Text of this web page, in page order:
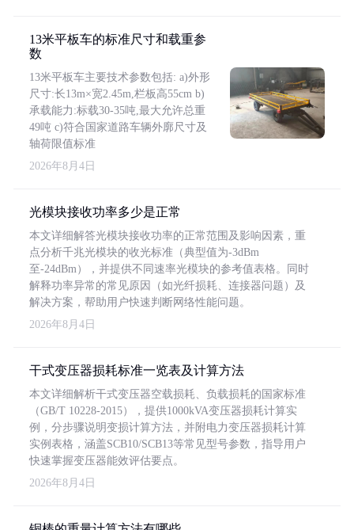
13米平板车的标准尺寸和载重参
数
13米平板车主要技术参数包括: a)外形
尺寸:长13m×宽2.45m,栏板高55cm b)
承载能力:标载30-35吨,最大允许总重
49吨 c)符合国家道路车辆外廓尺寸及
轴荷限值标准
2026年8月4日
光模块接收功率多少是正常
本文详细解答光模块接收功率的正常范围及影响因素，重
点分析千兆光模块的收光标准（典型值为-3dBm
至-24dBm），并提供不同速率光模块的参考值表格。同时
解释功率异常的常见原因（如光纤损耗、连接器问题）及
解决方案，帮助用户快速判断网络性能问题。
2026年8月4日
干式变压器损耗标准一览表及计算方法
本文详细解析干式变压器空载损耗、负载损耗的国家标准
（GB/T 10228-2015），提供1000kVA变压器损耗计算实
例，分步骤说明变损计算方法，并附电力变压器损耗计算
实例表格，涵盖SCB10/SCB13等常见型号参数，指导用户
快速掌握变压器能效评估要点。
2026年8月4日